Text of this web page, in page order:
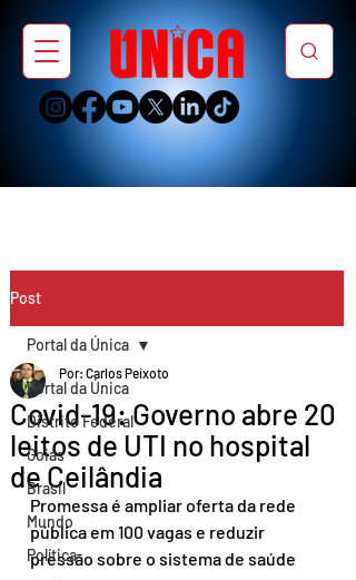
Post
Portal da Única
Distrito Federal
Goiás
Brasil
Mundo
Política
Portal da Única
Covid-19: Governo abre 20
leitos de UTI no hospital
de Ceilândia
Por: Carlos Peixoto
Promessa é ampliar oferta da rede
pública em 100 vagas e reduzir
pressão sobre o sistema de saúde